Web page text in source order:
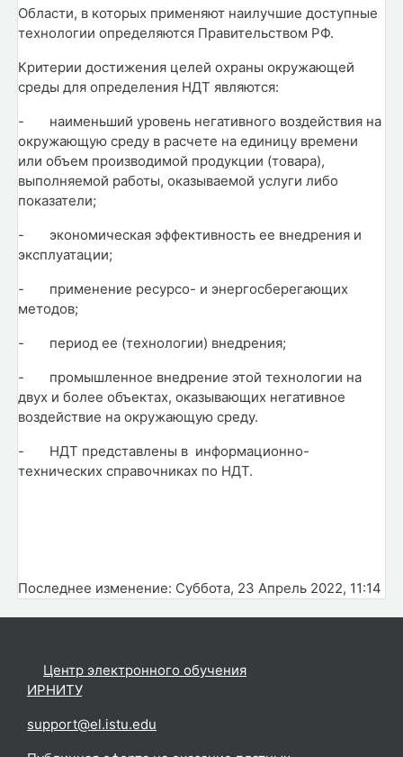
Области, в которых применяют наилучшие доступные
технологии определяются Правительством РФ.
Критерии достижения целей охраны окружающей
среды для определения НДТ являются:
- наименьший уровень негативного воздействия на
окружающую среду в расчете на единицу времени
или объем производимой продукции (товара),
выполняемой работы, оказываемой услуги либо
показатели;
- экономическая эффективность ее внедрения и
эксплуатации;
- применение ресурсо- и энергосберегающих
методов;
- период ее (технологии) внедрения;
- промышленное внедрение этой технологии на
двух и более объектах, оказывающих негативное
воздействие на окружающую среду.
- НДТ представлены в информационно-
технических справочниках по НДТ.
Последнее изменение: Суббота, 23 Апрель 2022, 11:14
Центр электронного обучения
ИРНИТУ.
support@el.istu.edu